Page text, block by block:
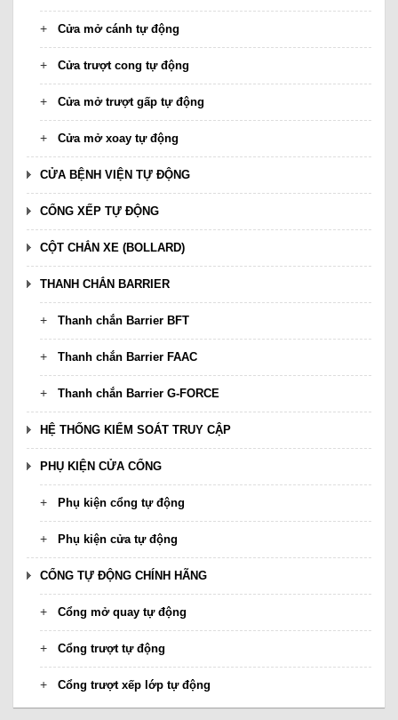
Cửa mở cánh tự động
Cửa trượt cong tự động
Cửa mở trượt gấp tự động
Cửa mở xoay tự động
CỬA BỆNH VIỆN TỰ ĐỘNG
CỔNG XẾP TỰ ĐỘNG
CỘT CHẮN XE (BOLLARD)
THANH CHẮN BARRIER
Thanh chắn Barrier BFT
Thanh chắn Barrier FAAC
Thanh chắn Barrier G-FORCE
HỆ THỐNG KIỂM SOÁT TRUY CẬP
PHỤ KIỆN CỬA CỔNG
Phụ kiện cổng tự động
Phụ kiện cửa tự động
CỔNG TỰ ĐỘNG CHÍNH HÃNG
Cổng mở quay tự động
Cổng trượt tự động
Cổng trượt xếp lớp tự động